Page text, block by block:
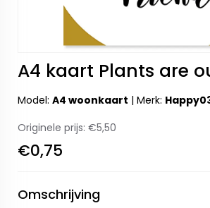
A4 kaart Plants are
Model: A4 woonkaart | Merk:
Originele prijs: €5,50
€0,75
Omschrijving